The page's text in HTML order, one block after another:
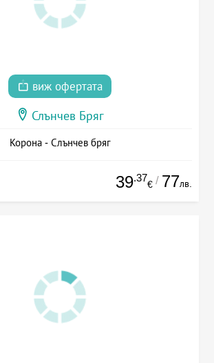
виж офертата
Слънчев Бряг
Корона - Слънчев бряг
39.37
€ / 77лв.